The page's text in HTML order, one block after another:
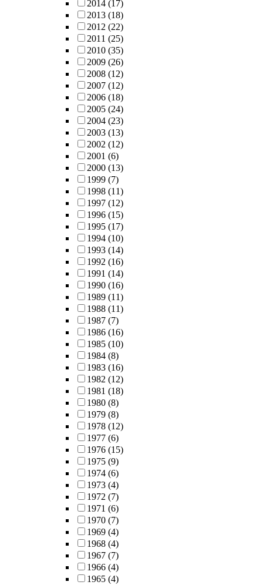
2014 (17)
2013 (18)
2012 (22)
2011 (25)
2010 (35)
2009 (26)
2008 (12)
2007 (12)
2006 (18)
2005 (24)
2004 (23)
2003 (13)
2002 (12)
2001 (6)
2000 (13)
1999 (7)
1998 (11)
1997 (12)
1996 (15)
1995 (17)
1994 (10)
1993 (14)
1992 (16)
1991 (14)
1990 (16)
1989 (11)
1988 (11)
1987 (7)
1986 (16)
1985 (10)
1984 (8)
1983 (16)
1982 (12)
1981 (18)
1980 (8)
1979 (8)
1978 (12)
1977 (6)
1976 (15)
1975 (9)
1974 (6)
1973 (4)
1972 (7)
1971 (6)
1970 (7)
1969 (4)
1968 (4)
1967 (7)
1966 (4)
1965 (4)